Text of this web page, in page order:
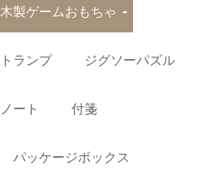
木製ゲームおもちゃ
トランプ ジグソーパズル
ノート 付箋
パッケージボックス